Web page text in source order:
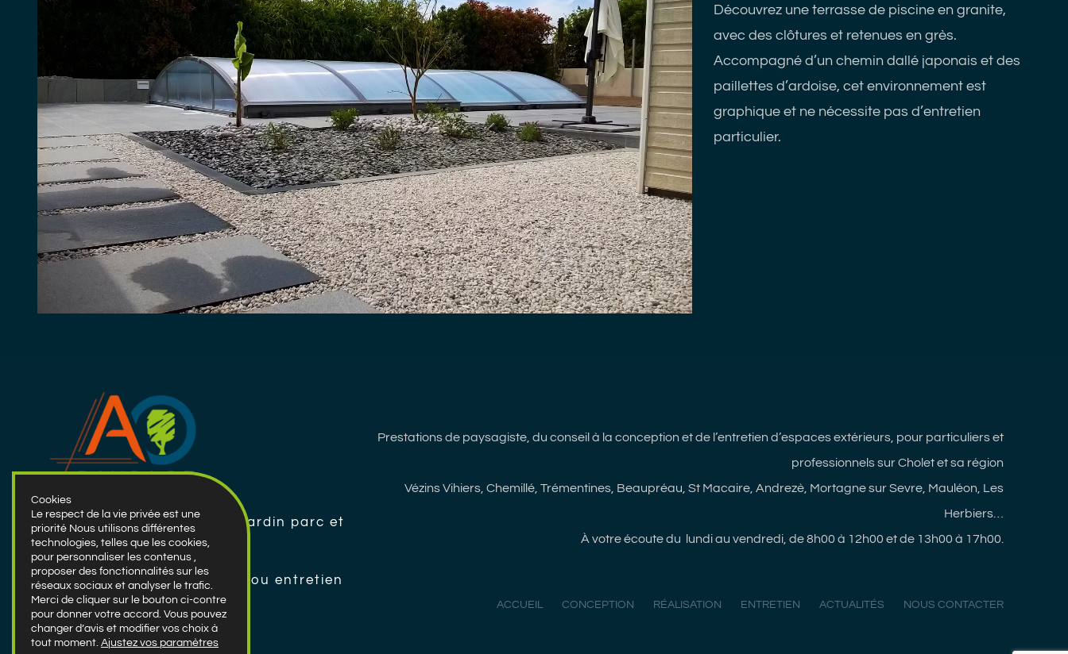
Image
Découvrez une terrasse de piscine en granite,
avec des clôtures et retenues en grès.
Accompagné d’un chemin dallé japonais et des
paillettes d’ardoise, cet environnement est
graphique et ne nécessite pas d’entretien
particulier.
Conception & Création de jardin parc et
Espace Vert
Contrat d’entretien annuel ou entretien
ponctuel de votre jardin
Prestations de paysagiste, du conseil à la conception et de l’entretien d’espaces extérieurs, pour particuliers et
professionnels sur Cholet et sa région
Vézins Vihiers, Chemillé, Trémentines, Beaupréau, St Macaire, Andrezè, Mortagne sur Sevre, Mauléon, Les
Herbiers…
À votre écoute du lundi au vendredi, de 8h00 à 12h00 et de 13h00 à 17h00.
ACCUEIL CONCEPTION RÉALISATION ENTRETIEN ACTUALITÉS NOUS CONTACTER
Cookies
Le respect de la vie privée est une
priorité Nous utilisons différentes
technologies, telles que les cookies,
pour personnaliser les contenus ,
proposer des fonctionnalités sur les
réseaux sociaux et analyser le trafic.
Merci de cliquer sur le bouton ci-contre
pour donner votre accord. Vous pouvez
changer d’avis et modifier vos choix à
tout moment. Ajustez vos paramètres